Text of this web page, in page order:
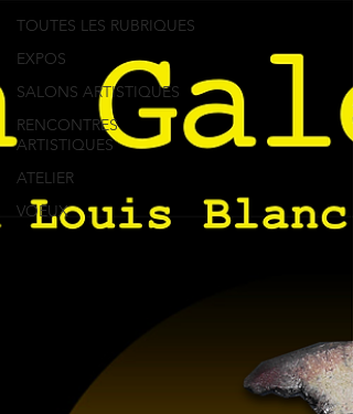
TOUTES LES RUBRIQUES
EXPOS
SALONS ARTISTIQUES
RENCONTRES
ARTISTIQUES
ATELIER
VOEUX